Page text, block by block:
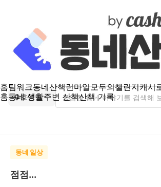
홈팀워크동네산책런마일모두의챌린지캐시
홈동네 생활주변 산책산책 기록
호명면
동네 일상
점점...